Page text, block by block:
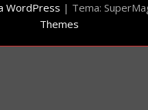
WordPress | Tema:
Themes